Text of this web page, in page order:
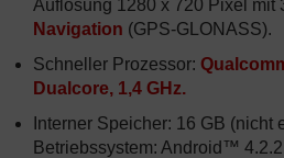
Auflösung 1280 x 720 Pixel mit
Navigation (GPS-GLONASS).
Schneller Prozessor:
Dualcore, 1,4 GHz.
Interner Speicher: 16 GB (nicht
Betriebssystem: Android™